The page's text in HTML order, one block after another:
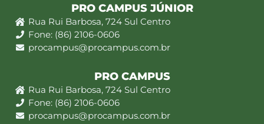
PRO CAMPUS JÚNIOR
Rua Rui Barbosa, 724 Sul Centro
Fone: (86) 2106-0606
procampus@procampus.com.br
PRO CAMPUS
Rua Rui Barbosa, 724 Sul Centro
Fone: (86) 2106-0606
procampus@procampus.com.br